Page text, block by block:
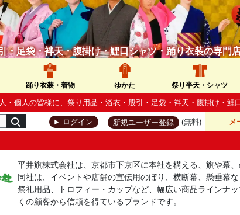
・足袋・袢天・腹掛け・鯉口シャツ・踊り衣装の専門
踊り衣装・着物 ゆかた 祭り半天・シャツ
個人の皆様に、祭り用品・浴衣・股引・足袋・袢天・腹掛け・鯉
ログイン 新規ユーザー登録 (無料) メ
平井旗株式会社は、京都市下京区に本社を構える、旗や幕
同社は、イベントや店舗の宣伝用のぼり、横断幕、懸垂幕
祭礼用品、トロフィー・カップなど、幅広い商品ラインナ
くの顧客から信頼を得ているブランドです。